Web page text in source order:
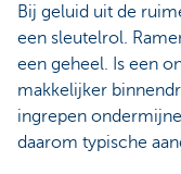
Bij geluid uit de
een sleutelrol.
een geheel. Is een
makkelijker
ingrepen
daarom typische